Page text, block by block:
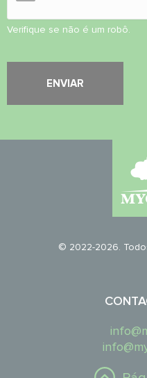
Verifique se não é um robô.
© 2022-2026.